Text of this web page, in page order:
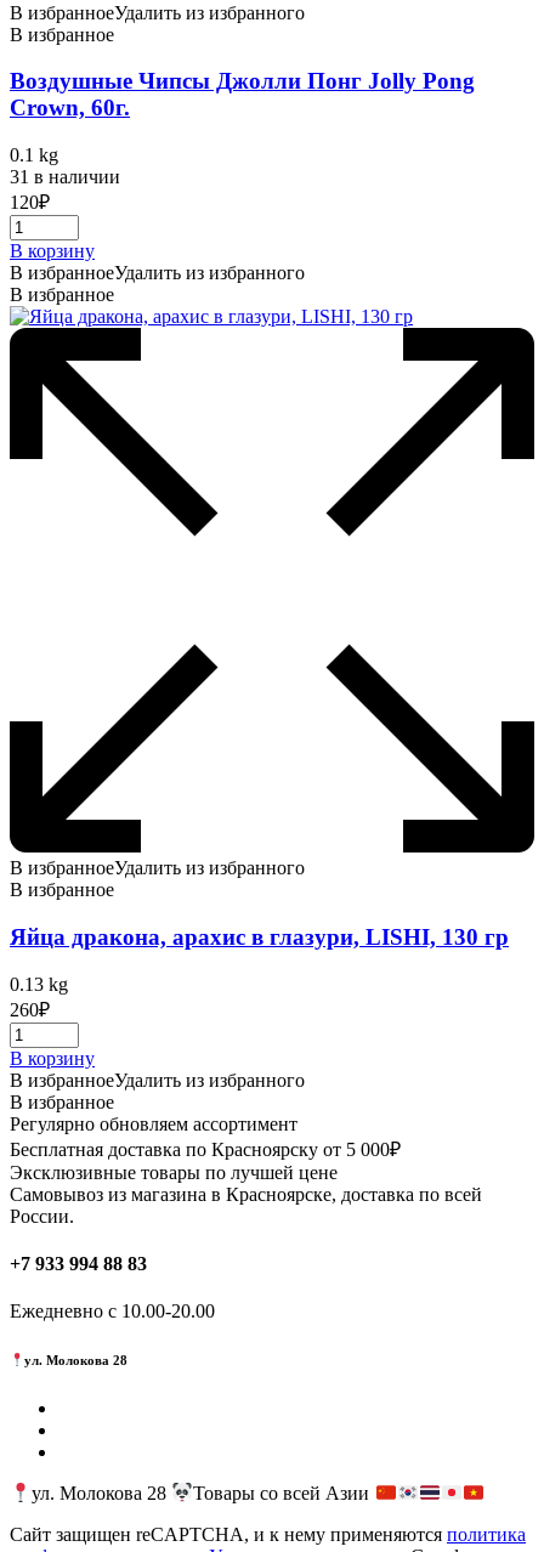
В избранноеУдалить из избранного
В избранное
Воздушные Чипсы Джолли Понг Jolly Pong
Crown, 60г.
0.1 kg
31 в наличии
120₽
В корзину
В избранноеУдалить из избранного
В избранное
В избранноеУдалить из избранного
В избранное
Яйца дракона, арахис в глазури, LISHI, 130 гр
0.13 kg
260₽
В корзину
В избранноеУдалить из избранного
В избранное
Регулярно обновляем ассортимент
Бесплатная доставка по Красноярску от 5 000₽
Эксклюзивные товары по лучшей цене
Самовывоз из магазина в Красноярске, доставка по всей
России.
+7 933 994 88 83
Ежедневно с 10.00-20.00
ул. Молокова 28
ул. Молокова 28
Товары со всей Азии
Сайт защищен reCAPTCHA, и к нему применяются политика